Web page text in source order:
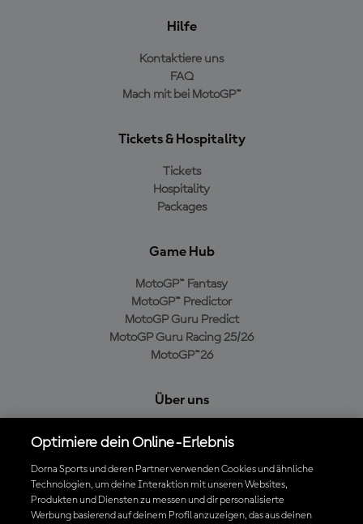
Hilfe
Kontaktiere uns
FAQ
Mach mit bei MotoGP™
Tickets & Hospitality
Tickets
Hospitality
Packages
Game Hub
MotoGP™ Fantasy
MotoGP™ Predictor
MotoGP Guru Predict
MotoGP Guru Racing 25/26
MotoGP™26
Über uns
Cookie-Richtlinien
Geschäftsbedingungen
Datenschutzrichtlinien
Kaufrichtlinie
Optimiere dein Online-Erlebnis
Dorna Sports und deren Partner verwenden Cookies und ähnliche
Technologien, um deine Interaktion mit unseren Websites,
Produkten und Diensten zu messen und dir personalisierte
Werbung basierend auf deinem Profil anzuzeigen, das aus deinen